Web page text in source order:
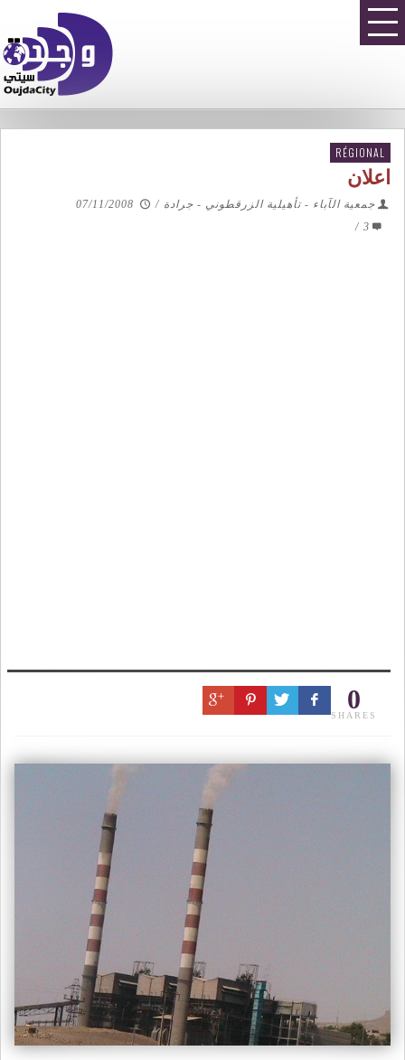
RÉGIONAL
اعلان
جمعية الآباء - تأهيلية الزرقطوني - جرادة /
07/11/2008
3
/
0
SHARES